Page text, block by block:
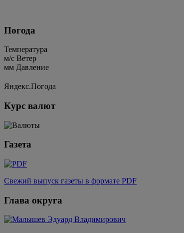
Погода
Температура
м/c Ветер
мм Давление
Яндекс.Погода
Курс валют
Газета
Свежий выпуск газеты в формате PDF
Глава округа